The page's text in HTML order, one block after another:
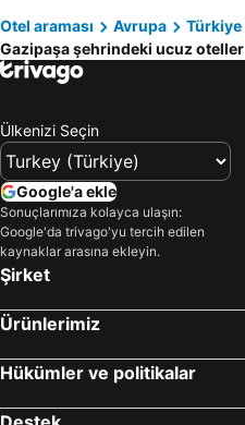
Koru Wooden House
Otel araması Avrupa Türkiye
Gazipaşa şehrindeki ucuz oteller
Ülkenizi Seçin
Google'a ekle
Sonuçlarımıza kolayca ulaşın:
Google'da trivago'yu tercih edilen
kaynaklar arasına ekleyin.
Şirket
Ürünlerimiz
Hükümler ve politikalar